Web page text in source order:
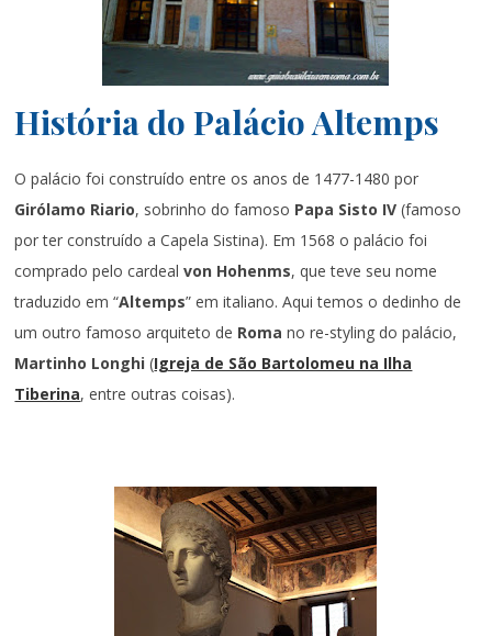
História do Palácio Altemps
O palácio foi construído entre os anos de 1477-1480 por
Girólamo Riario, sobrinho do famoso Papa Sisto IV (famoso
por ter construído a Capela Sistina). Em 1568 o palácio foi
comprado pelo cardealvon Hohenms, que teve seu nome
traduzido em “Altemps” em italiano. Aqui temos o dedinho de
um outro famoso arquiteto de Romano re-styling do palácio,
Martinho Longhi(Igreja de São Bartolomeu na Ilha
Tiberina, entre outras coisas).